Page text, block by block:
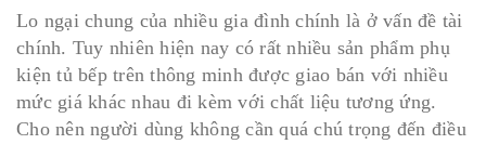
Lo ngại chung của nhiều gia đình chính là ở vấn đề tài
chính. Tuy nhiên hiện nay có rất nhiều sản phẩm phụ
kiện tủ bếp trên thông minh được giao bán với nhiều
mức giá khác nhau đi kèm với chất liệu tương ứng.
Cho nên người dùng không cần quá chú trọng đến điều